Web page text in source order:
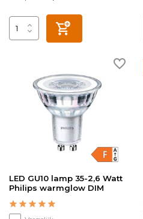
LED GU10 lamp 35-2,6 Watt
Philips warmglow DIM